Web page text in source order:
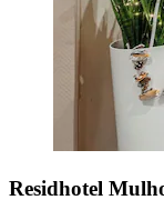
Residhotel